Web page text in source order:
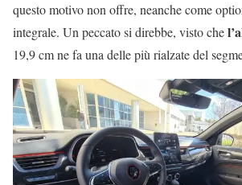
questo motivo non offre, neanche come
integrale. Un peccato si direbbe, visto che
19,9 cm ne fa una delle più rialzate del